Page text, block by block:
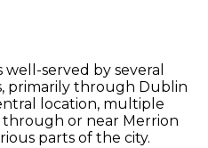
served by several
primarily through Dublin
location, multiple
or near Merrion
parts of the city.